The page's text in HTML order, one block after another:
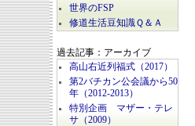
世界のFSP
修道生活豆知識Ｑ＆Ａ
過去記事：アーカイブ
高山右近列福式（2017）
第2バチカン公会議から50
年（2012-2013）
特別企画 マザー・テレ
サ（2009）